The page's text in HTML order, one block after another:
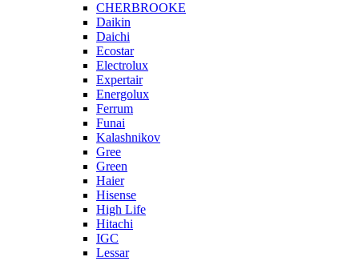
CHERBROOKE
Daikin
Daichi
Ecostar
Electrolux
Expertair
Energolux
Ferrum
Funai
Kalashnikov
Gree
Grеen
Haier
Hisense
High Life
Hitachi
IGC
Lessar